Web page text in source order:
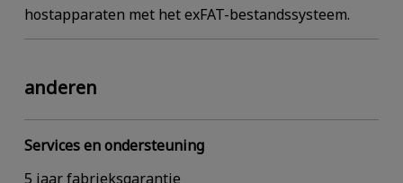
hostapparaten met het exFAT-bestandssysteem.
anderen
Services en ondersteuning
5 jaar fabrieksgarantie